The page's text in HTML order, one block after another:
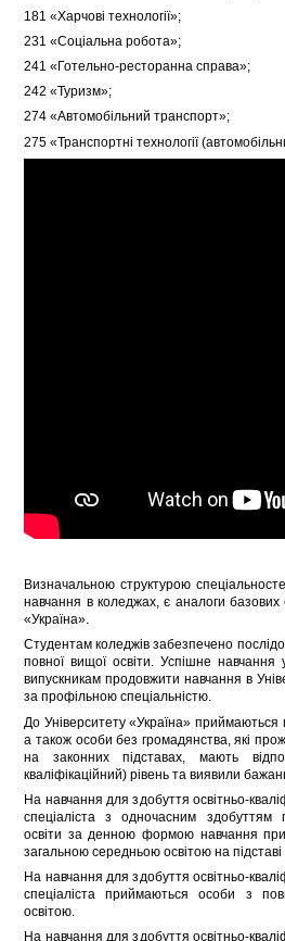
181 «Харчові технології»;
231 «Соціальна робота»;
241 «Готельно-ресторанна справа»;
242 «Туризм»;
274 «Автомобільний транспорт»;
275 «Транспортні технології
Визначальною структурою
навчання в коледжах, є аналоги базових
«Україна».
Студентам коледжів забезпечено
повної вищої освіти. Успішне навчання
випускникам продовжити навчання в
за профільною спеціальністю.
До Університету «Україна» приймаються
а також особи без громадянства, які
на законних підставах, мають
кваліфікаційний) рівень та виявили
На навчання для здобуття освітньо-
спеціаліста з одночасним здобуттям
освіти за денною формою навчання
загальною середньою освітою на
На навчання для здобуття освітньо-
спеціаліста приймаються особи з
освітою.
На навчання для здобуття освітньо-